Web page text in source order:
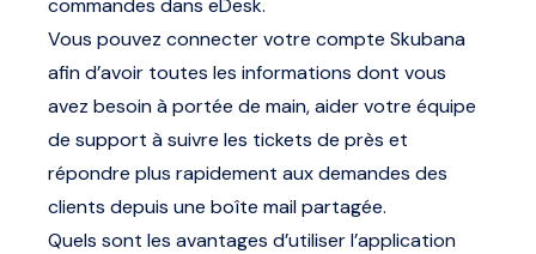
commandes dans eDesk.
Vous pouvez connecter votre compte Skubana
afin d’avoir toutes les informations dont vous
avez besoin à portée de main, aider votre équipe
de support à suivre les tickets de près et
répondre plus rapidement aux demandes des
clients depuis une boîte mail partagée.
Quels sont les avantages d’utiliser l’application